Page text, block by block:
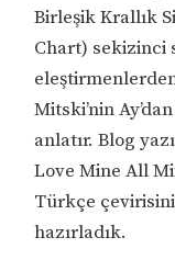
Birleşik Krallık
Chart) sekizinci
Mitski’nin
anlatır. Blog
Love Mine All
Türkçe
hazırladık.